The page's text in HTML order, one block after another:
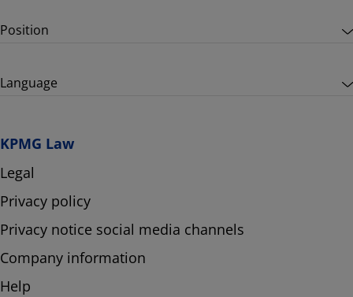
Position
Language
KPMG Law
Legal
Privacy policy
Privacy notice social media channels
Company information
Help